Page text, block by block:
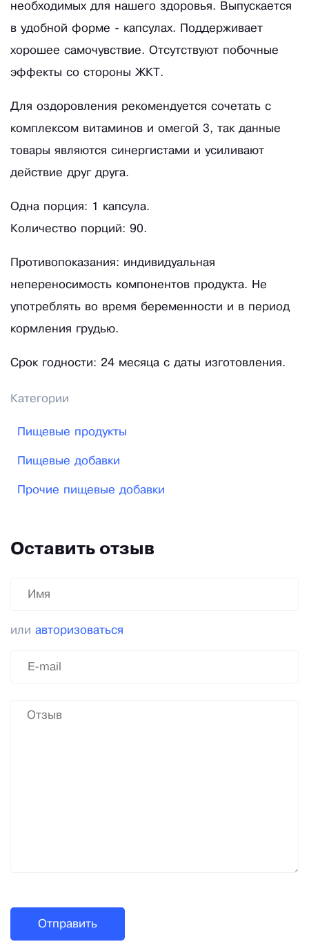
необходимых для нашего здоровья. Выпускается
в удобной форме - капсулах. Поддерживает
хорошее самочувствие. Отсутствуют побочные
эффекты со стороны ЖКТ.
Для оздоровления рекомендуется сочетать с
комплексом витаминов и омегой 3, так данные
товары являются синергистами и усиливают
действие друг друга.
Одна порция: 1 капсула.
Количество порций: 90.
Противопоказания: индивидуальная
непереносимость компонентов продукта. Не
употреблять во время беременности и в период
кормления грудью.
Срок годности: 24 месяца с даты изготовления.
Категории
Пищевые продукты
Пищевые добавки
Прочие пищевые добавки
Оставить отзыв
или авторизоваться